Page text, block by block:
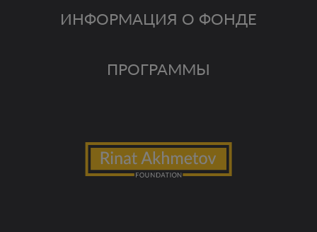
ИНФОРМАЦИЯ О ФОНДЕ
ПРОГРАММЫ